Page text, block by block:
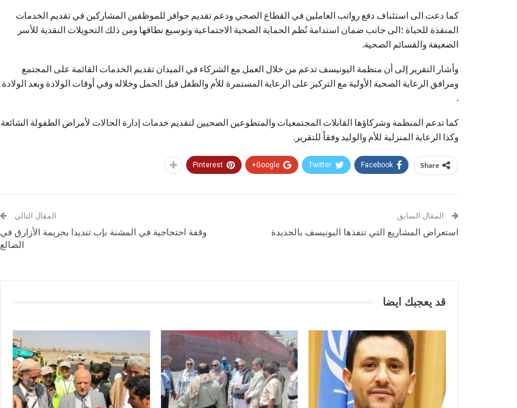
كما دعت الى استئناف دفع رواتب العاملين في القطاع الصحي ودعم تقديم حوافز للموظفين المشاركين في تقديم الخدمات
المنقذة للحياة ؛الى جانب ضمان استدامة نُظم الحماية الصحية الاجتماعية وتوسيع نطاقها ومن ذلك التحويلات النقدية للأسر
الضعيفة والقسائم الصحية.
وأشار التقرير إلى أن منظمة اليونيسف تدعم من خلال العمل مع الشركاء في الميدان تقديم الخدمات القائمة على المجتمع
ومرافق الرعاية الصحية الأولية مع التركيز على الرعاية المستمرة للأم والطفل قبل الحمل وخلاله وفي أوقات الولادة وبعد الولادة
.
كما تدعم المنظمة وشركاؤها القابلات المجتمعيات والمتطوعين الصحيين لتقديم خدمات إدارة الحالات لأمراض الطفولة الشائعة
وكذا الرعاية المنزلية للأم والوليد وفقاً للتقرير.
Share
Facebook
Twitter
Google+
Pinterest
المقال السابق
استعراض المشاريع التي تنفذها اليونيسف بالحديدة
المقال التالي
وقفة احتجاجية في المشنة بإب تنديدا بجريمة الأزارق في
الضالع
قد يعجبك ايضا